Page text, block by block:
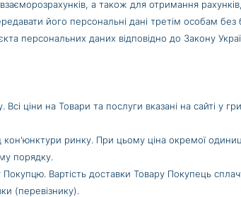
а також для отримання рахунків,
його персональні дані третім особам без
персональних даних відповідно до Закону
ціни на Товари та послуги вказані на сайті у
ринку. При цьому ціна окремої
порядку.
Покупцю. Вартість доставки Товару Покупець
(перевізнику).